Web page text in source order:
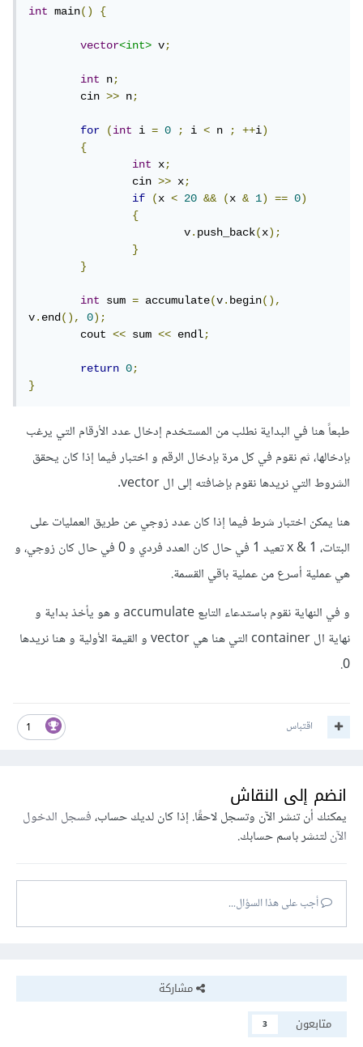
int main() {
vector<int> v;
int n;
	cin
>> n;
for (int i = 0 ; i < n ; ++i)
{
int
x;
		cin
>> x;
if
(x < 20 && (x & 1) == 0)
{
			v
.push_back(x);
}
}
int sum = accumulate(v.begin(),
v.end(), 0);
	cout
<< sum << endl;
return 0;
}
طبعاً هنا في البداية نطلب من المستخدم إدخال عدد الأرقام التي يرغب
بإدخالها، ثم نقوم في كل مرة بإدخال الرقم و اختبار فيما إذا كان يحقق
الشروط التي نريدها نقوم بإضافته إلى ال vector.
هنا يمكن اختبار شرط فيما إذا كان عدد زوجي عن طريق العمليات على
البتات، x & 1 تعيد 1 في حال كان العدد فردي و 0 في حال كان زوجي، و
هي عملية أسرع من عملية باقي القسمة.
و في النهاية نقوم باستدعاء التابع accumulate و هو يأخذ بداية و
نهاية ال container التي هنا هي vector و القيمة الأولية و هنا نريدها
0.
1 اقتباس
انضم إلى النقاش
يمكنك أن تنشر الآن وتسجل لاحقًا. إذا كان لديك حساب،فسجل الدخول
الآنلتنشر باسم حسابك.
أجب على هذا السؤال...
مشاركة
متابعون
3